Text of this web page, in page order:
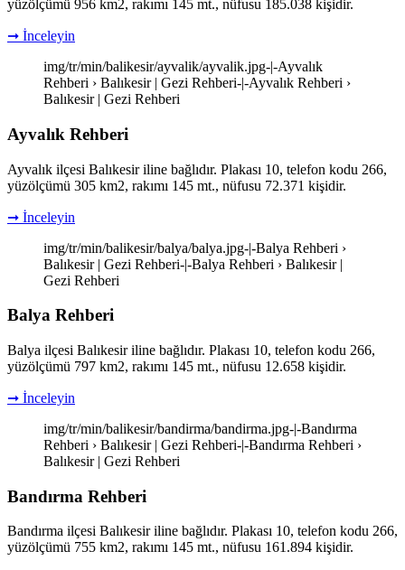
yüzölçümü 956 km2, rakımı 145 mt., nüfusu 185.038 kişidir.
➞ İnceleyin
img/tr/min/balikesir/ayvalik/ayvalik.jpg-|-Ayvalık
Rehberi › Balıkesir | Gezi Rehberi-|-Ayvalık Rehberi ›
Balıkesir | Gezi Rehberi
Ayvalık Rehberi
Ayvalık ilçesi Balıkesir iline bağlıdır. Plakası 10, telefon kodu 266,
yüzölçümü 305 km2, rakımı 145 mt., nüfusu 72.371 kişidir.
➞ İnceleyin
img/tr/min/balikesir/balya/balya.jpg-|-Balya Rehberi ›
Balıkesir | Gezi Rehberi-|-Balya Rehberi › Balıkesir |
Gezi Rehberi
Balya Rehberi
Balya ilçesi Balıkesir iline bağlıdır. Plakası 10, telefon kodu 266,
yüzölçümü 797 km2, rakımı 145 mt., nüfusu 12.658 kişidir.
➞ İnceleyin
img/tr/min/balikesir/bandirma/bandirma.jpg-|-Bandırma
Rehberi › Balıkesir | Gezi Rehberi-|-Bandırma Rehberi ›
Balıkesir | Gezi Rehberi
Bandırma Rehberi
Bandırma ilçesi Balıkesir iline bağlıdır. Plakası 10, telefon kodu 266,
yüzölçümü 755 km2, rakımı 145 mt., nüfusu 161.894 kişidir.